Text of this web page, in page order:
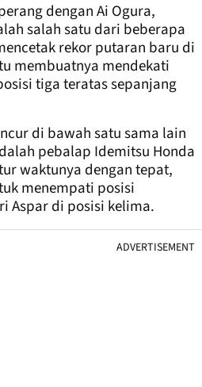
dengan Ai Ogura,
salah satu dari beberapa
rekor putaran baru di
membuatnya mendekati
tiga teratas sepanjang
di bawah satu sama lain
pebalap Idemitsu Honda
waktunya dengan tepat,
menempati posisi
Aspar di posisi kelima.
ADVERTISEMENT